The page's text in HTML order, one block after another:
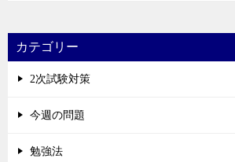
カテゴリー
2次試験対策
今週の問題
勉強法